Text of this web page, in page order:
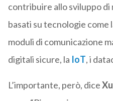
contribuire allo sviluppo
basati su tecnologie come
moduli di comunicazione
digitali sicure, la IoT, i
L’importante, però, diceXu